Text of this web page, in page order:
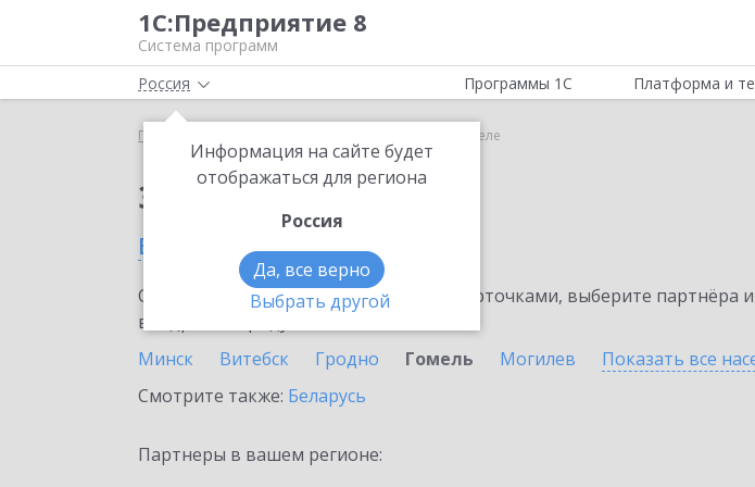
1С:Предприятие 8
Система программ
Россия
Информация на сайте будет
отображаться для региона
Россия
Да, все верно
Выбрать другой
Программы 1С Платформа и
Главная Bidzaar в Гомеле
Заказать Bidzaar
в Гомеле
Ознакомьтесь с информационными карточками, выберите партнёра
внедрение продукта.
Минск
Витебск Гродно Гомель Могилев Показать все
Смотрите также: Беларусь
Партнеры в вашем регионе: